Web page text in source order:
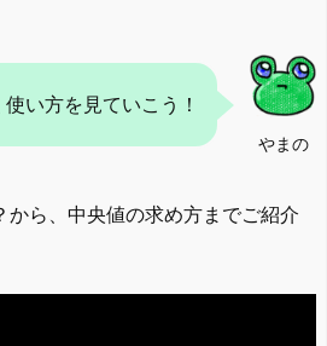
やまの
い方を見ていこう！
から、中央値の求め方までご紹介